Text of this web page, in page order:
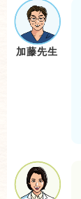
加藤先生